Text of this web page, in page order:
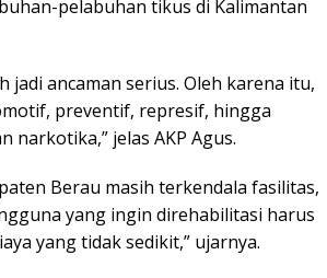
pelabuhan tikus di Kalimantan
jadi ancaman serius. Oleh karena itu,
preventif, represif, hingga
jelas AKP Agus.
Berau masih terkendala fasilitas,
yang ingin direhabilitasi harus
yang tidak sedikit,” ujarnya.